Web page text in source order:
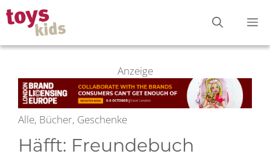
Zum
Inhalt
springen
Anzeige
Alle, Bücher, Geschenke
Häfft: Freundebuch